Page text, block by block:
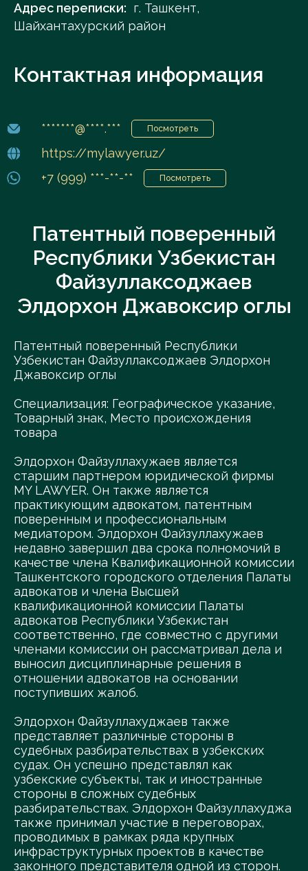
Адрес переписки: г. Ташкент,
Шайхантахурский район
Контактная информация
*******@****.*** Посмотреть
https://mylawyer.uz/
+7 (999) ***-**-**
Посмотреть
Патентный поверенный
Республики Узбекистан
Файзуллаксоджаев
Элдорхон Джавоксир оглы
Патентный поверенный Республики
Узбекистан Файзуллаксоджаев Элдорхон
Джавоксир оглы
Специализация: Географическое указание,
Товарный знак, Место происхождения
товара
Элдорхон Файзуллахужаев является
старшим партнером юридической фирмы
MY LAWYER. Он также является
практикующим адвокатом, патентным
поверенным и профессиональным
медиатором. Элдорхон Файзуллахужаев
недавно завершил два срока полномочий в
качестве члена Квалификационной комиссии
Ташкентского городского отделения Палаты
адвокатов и члена Высшей
квалификационной комиссии Палаты
адвокатов Республики Узбекистан
соответственно, где совместно с другими
членами комиссии он рассматривал дела и
выносил дисциплинарные решения в
отношении адвокатов на основании
поступивших жалоб.
Элдорхон Файзуллахуджаев также
представляет различные стороны в
судебных разбирательствах в узбекских
судах. Он успешно представлял как
узбекские субъекты, так и иностранные
стороны в сложных судебных
разбирательствах. Элдорхон Файзуллахуджа
также принимал участие в переговорах,
проводимых в рамках ряда крупных
инфраструктурных проектов в качестве
законного представителя одной из сторон.